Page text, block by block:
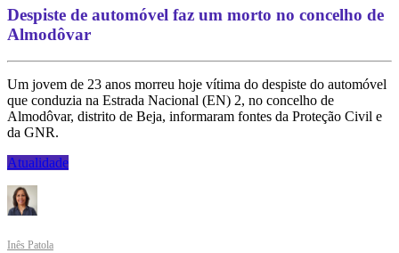
Despiste de automóvel faz um morto no concelho de
Almodôvar
Um jovem de 23 anos morreu hoje vítima do despiste do automóvel
que conduzia na Estrada Nacional (EN) 2, no concelho de
Almodôvar, distrito de Beja, informaram fontes da Proteção Civil e
da GNR.
Atualidade
Inês Patola